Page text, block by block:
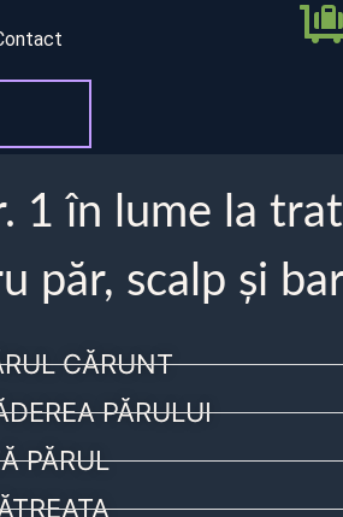
1 în lume la
păr, scalp și
CĂRUNT
PĂRULUI
PĂRUL